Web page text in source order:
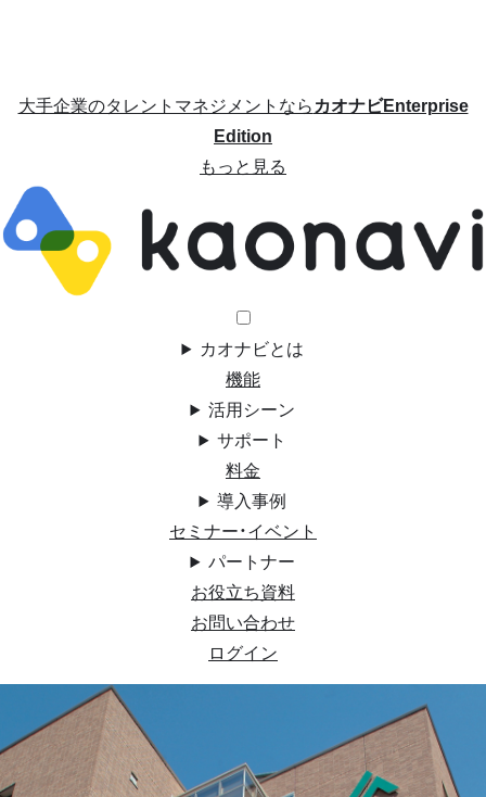
大手企業のタレントマネジメントならカオナビEnterprise
Edition
もっと見る
カオナビとは
機能
活用シーン
サポート
料金
導入事例
セミナー・イベント
パートナー
お役立ち資料
お問い合わせ
ログイン